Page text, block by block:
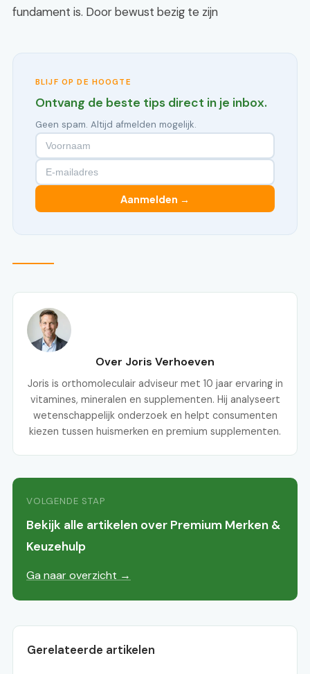
fundament is. Door bewust bezig te zijn
BLIJF OP DE HOOGTE
Ontvang de beste tips direct in je inbox.
Geen spam. Altijd afmelden mogelijk.
Aanmelden →
Over Joris Verhoeven
Joris is orthomoleculair adviseur met 10 jaar ervaring in
vitamines, mineralen en supplementen. Hij analyseert
wetenschappelijk onderzoek en helpt consumenten
kiezen tussen huismerken en premium supplementen.
VOLGENDE STAP
Bekijk alle artikelen over Premium Merken &
Keuzehulp
Ga naar overzicht →
Gerelateerde artikelen